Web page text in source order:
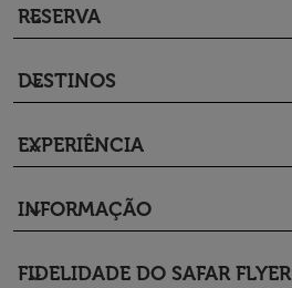
RESERVA
keyboard_arrow_down
DESTINOS
keyboard_arrow_down
EXPERIÊNCIA
keyboard_arrow_down
INFORMAÇÃO
keyboard_arrow_down
FIDELIDADE DO SAFAR FLYER
keyboard_arrow_down